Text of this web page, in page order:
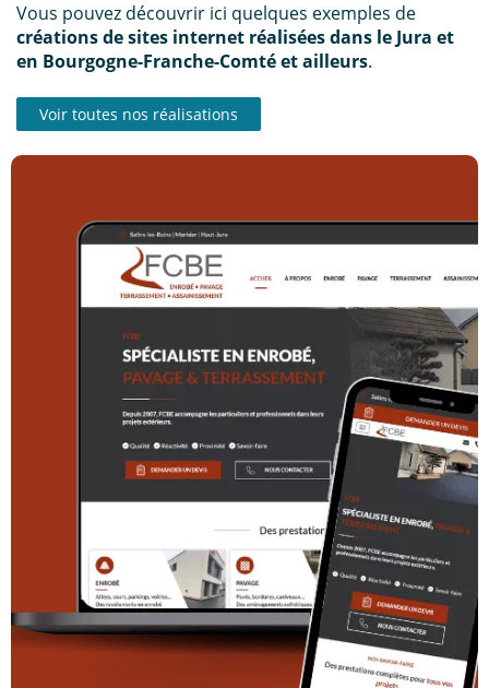
Vous pouvez découvrir ici quelques exemples de
créations de sites internet réalisées dans le Jura et
en Bourgogne-Franche-Comté et ailleurs.
Voir toutes nos réalisations